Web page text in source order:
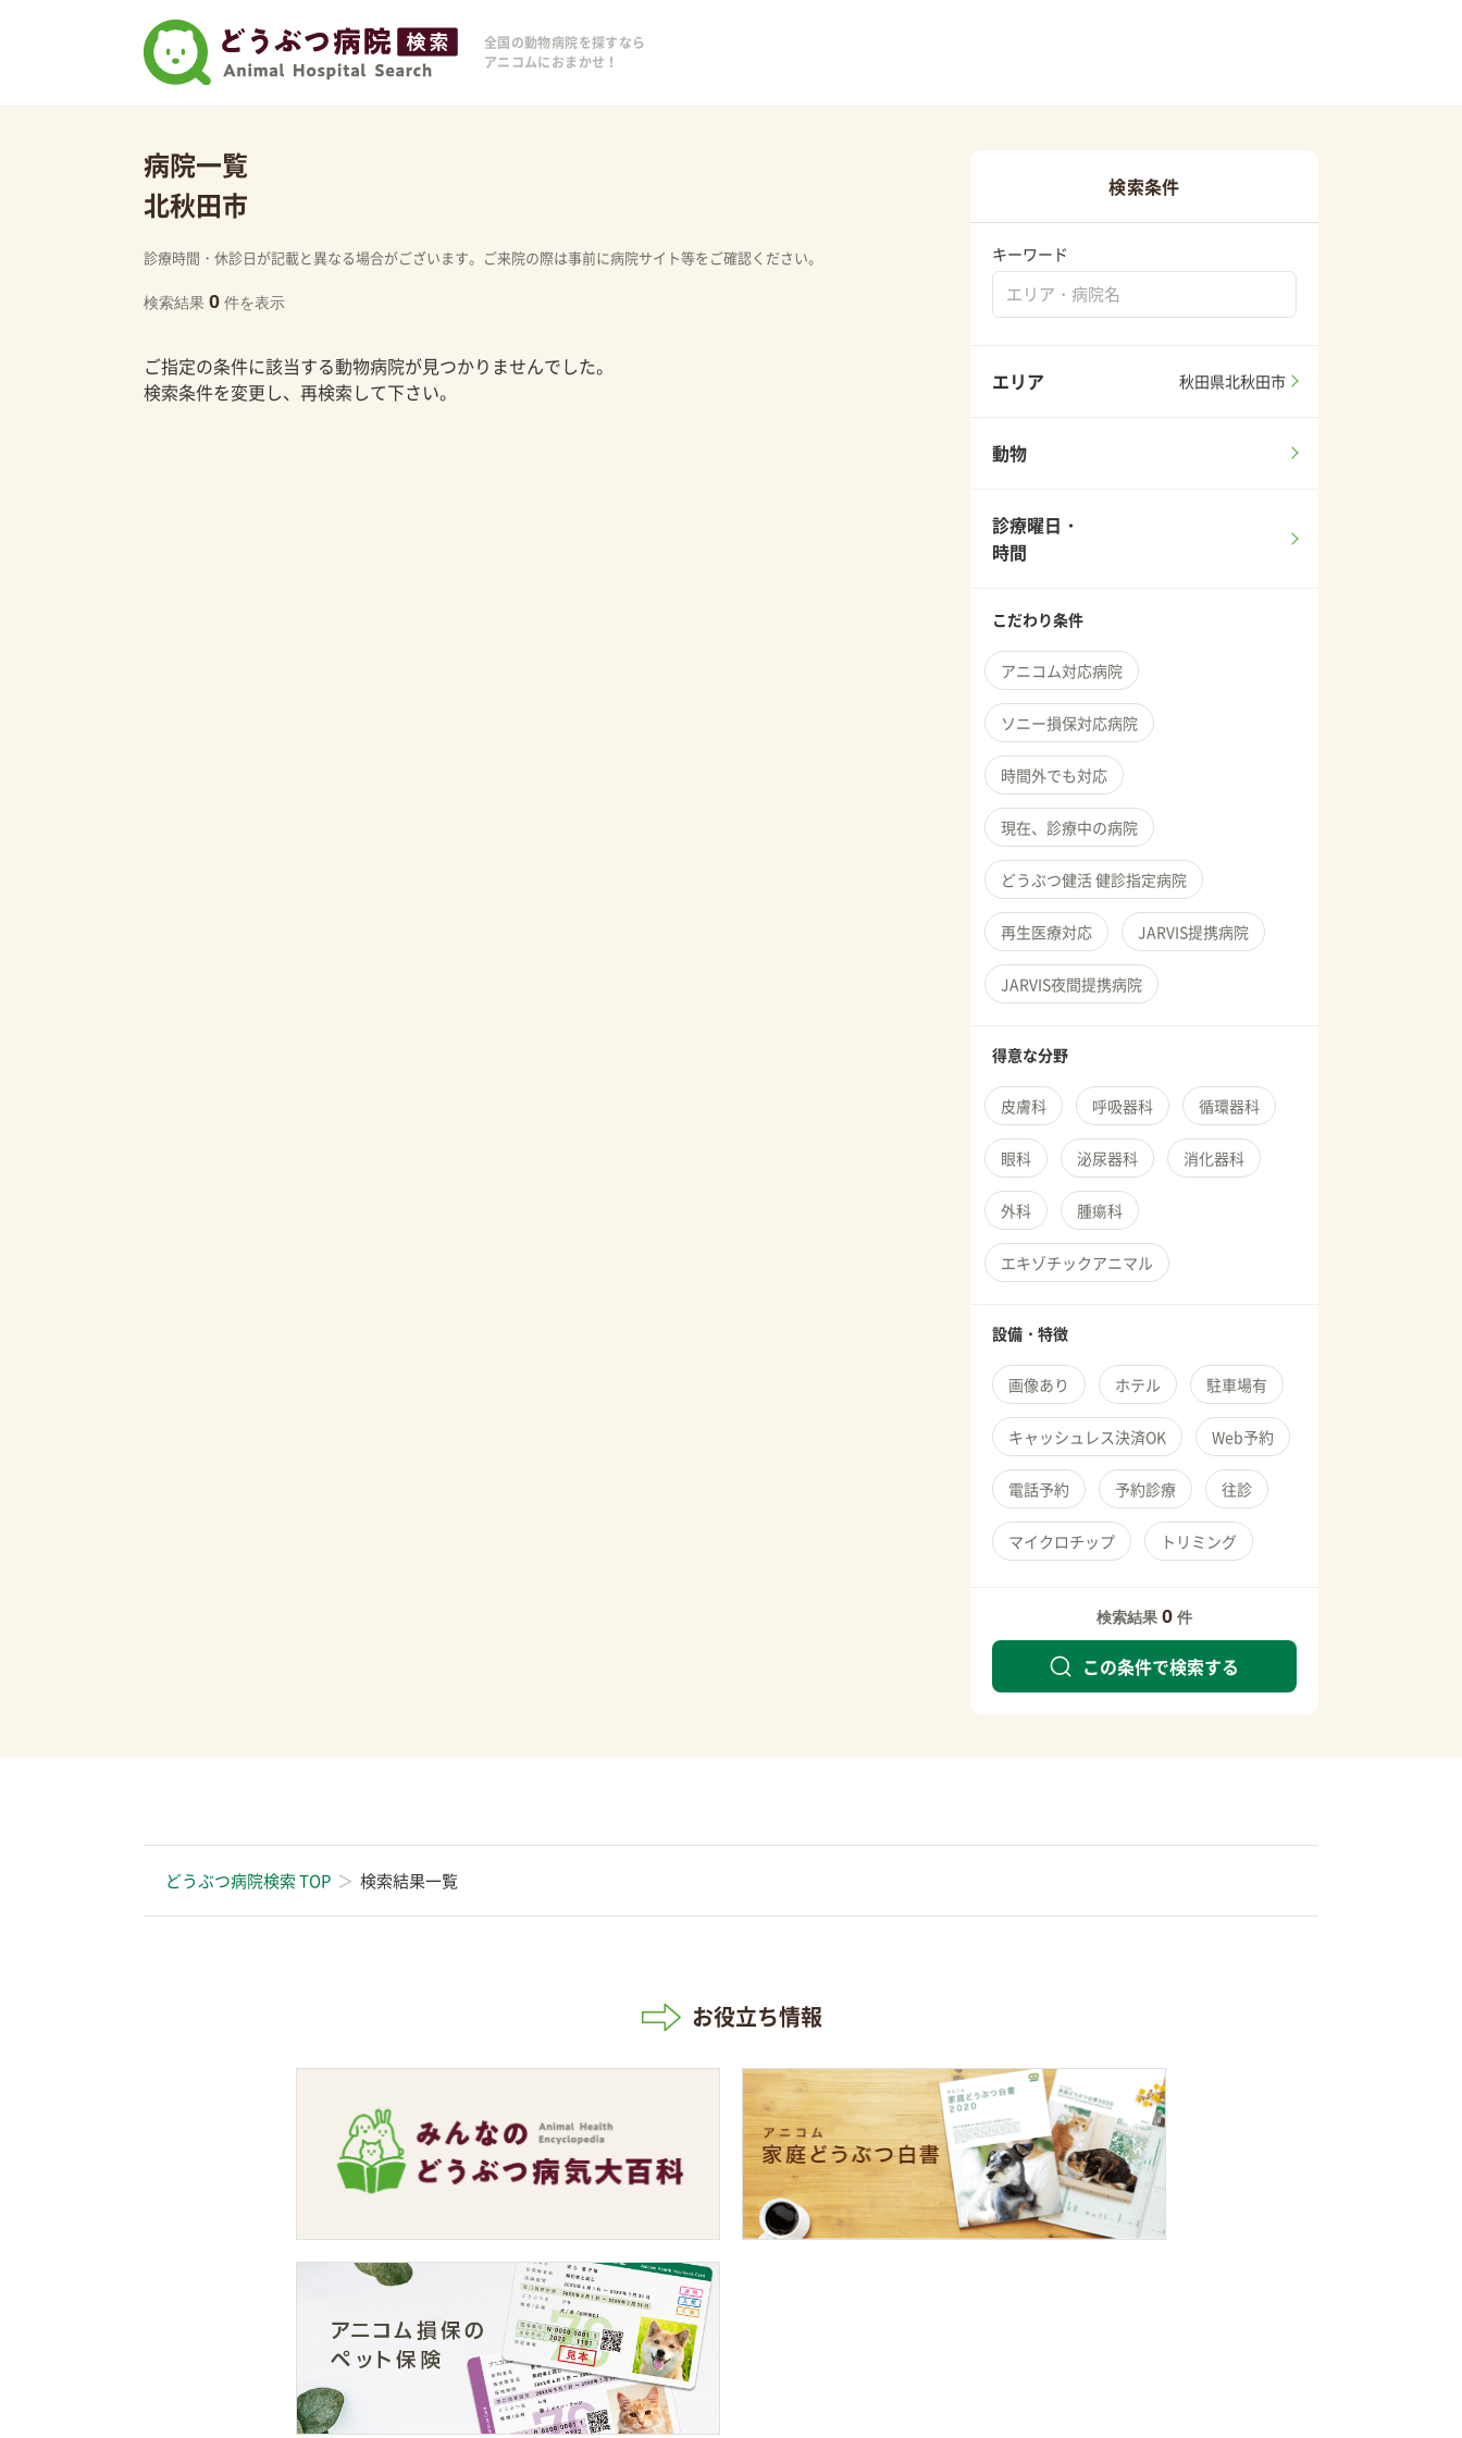
全国の動物病院を探すなら
アニコムにおまかせ！
病院一覧
北秋田市
診療時間・休診日が記載と異なる場合がございます。ご来院の際は事前に病院サイト等をご確認ください。
検索結果 0 件を表示
ご指定の条件に該当する動物病院が見つかりませんでした。
検索条件を変更し、再検索して下さい。
検索条件
キーワード
エリア 秋田県北秋田市
動物
診療曜日・
時間
こだわり条件
アニコム対応病院
ソニー損保対応病院
時間外でも対応
現在、診療中の病院
どうぶつ健活 健診指定病院
再生医療対応 JARVIS提携病院
JARVIS夜間提携病院
得意な分野
皮膚科 呼吸器科 循環器科
眼科 泌尿器科 消化器科
外科 腫瘍科
エキゾチックアニマル
設備・特徴
画像あり ホテル 駐車場有
キャッシュレス決済OK Web予約
電話予約 予約診療 往診
マイクロチップ トリミング
検索結果 0 件
この条件で検索する
どうぶつ病院検索 TOP 検索結果一覧
お役立ち情報